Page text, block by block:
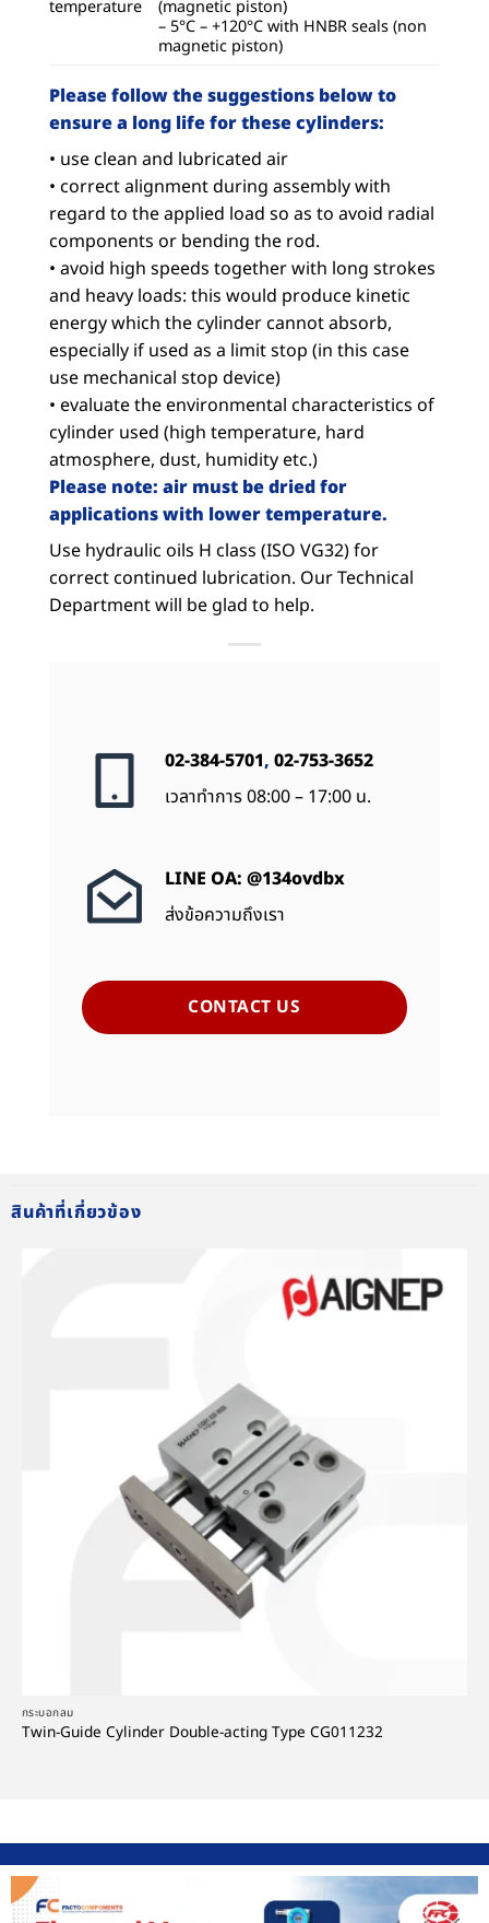
temperature
(magnetic piston)
– 5°C – +120°C with HNBR seals (non
magnetic piston)
Please follow the suggestions below to
ensure a long life for these cylinders:
• use clean and lubricated air
• correct alignment during assembly with
regard to the applied load so as to avoid radial
components or bending the rod.
• avoid high speeds together with long strokes
and heavy loads: this would produce kinetic
energy which the cylinder cannot absorb,
especially if used as a limit stop (in this case
use mechanical stop device)
• evaluate the environmental characteristics of
cylinder used (high temperature, hard
atmosphere, dust, humidity etc.)
Please note: air must be dried for
applications with lower temperature.
Use hydraulic oils H class (ISO VG32) for
correct continued lubrication. Our Technical
Department will be glad to help.
02-384-5701, 02-753-3652
เวลาทำการ 08:00 – 17:00 น.
LINE OA: @134ovdbx
ส่งข้อความถึงเรา
CONTACT US
สินค้าที่เกี่ยวข้อง
กระบอกลม
Twin-Guide Cylinder Double-acting Type CG011232